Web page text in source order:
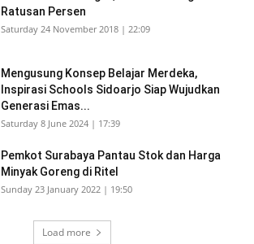
Ratusan Persen
Saturday 24 November 2018 | 22:09
Mengusung Konsep Belajar Merdeka,
Inspirasi Schools Sidoarjo Siap Wujudkan
Generasi Emas...
Saturday 8 June 2024 | 17:39
Pemkot Surabaya Pantau Stok dan Harga
Minyak Goreng di Ritel
Sunday 23 January 2022 | 19:50
Load more